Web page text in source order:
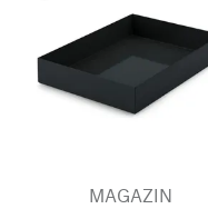
MAGAZIN